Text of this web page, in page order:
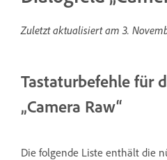
Zuletzt aktualisiert am 3.
Tastaturbefehle für
„Camera Raw“
Die folgende Liste enthält die